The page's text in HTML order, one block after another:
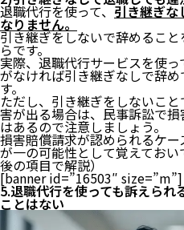
退職代行を使って、引き継ぎな
なりません。
引き継ぎをしないで辞めるこ
らです。
実際、退職代行サービスを使
がなければ引き継ぎなしで辞
す。
ただし、引き継ぎをしないこ
害が出る場合は、民事訴訟で
はあるので注意しましょう。
損害賠償請求が認められるケ
が一の可能性として覚えてお
後の項目で解説）
[banner id=”16503″ size=”m”]
5.退職代行を使っても訴えられ
ことはない